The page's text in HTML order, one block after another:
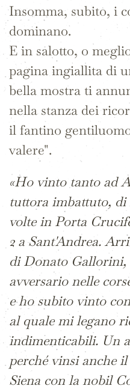
Insomma, subito, i
dominano.
E in salotto, o
pagina ingiallita di
bella mostra ti
nella stanza dei
il fantino
valere".
«Ho vinto tanto ad
tuttora imbattuto, di
volte in Porta
2 a Sant'Andrea.
di Donato Gallorini,
avversario nelle
e ho subito vinto
al quale mi legano
indimenticabili. Un
perché vinsi anche
Siena con la nobil